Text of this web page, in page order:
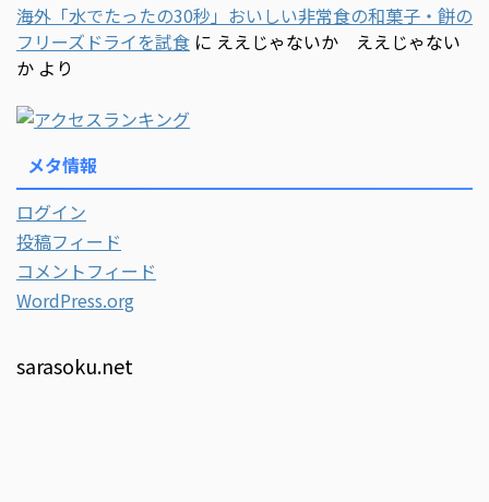
海外「水でたったの30秒」おいしい非常食の和菓子・餅の
フリーズドライを試食 に ええじゃないか ええじゃない
か より
メタ情報
ログイン
投稿フィード
コメントフィード
WordPress.org
sarasoku.net